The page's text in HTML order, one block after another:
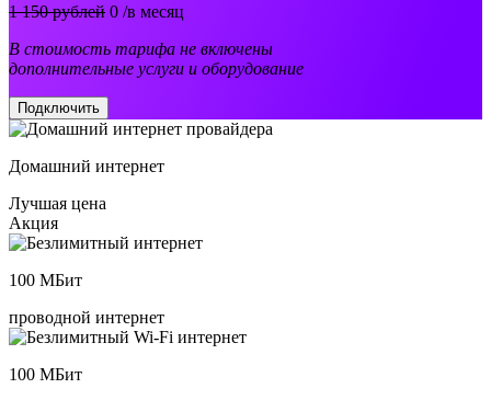
1 150 рублей 0 /в месяц
В стоимость тарифа не включены
дополнительные услуги и оборудование
Подключить
Домашний интернет
Лучшая цена
Акция
100 МБит
проводной интернет
100 МБит